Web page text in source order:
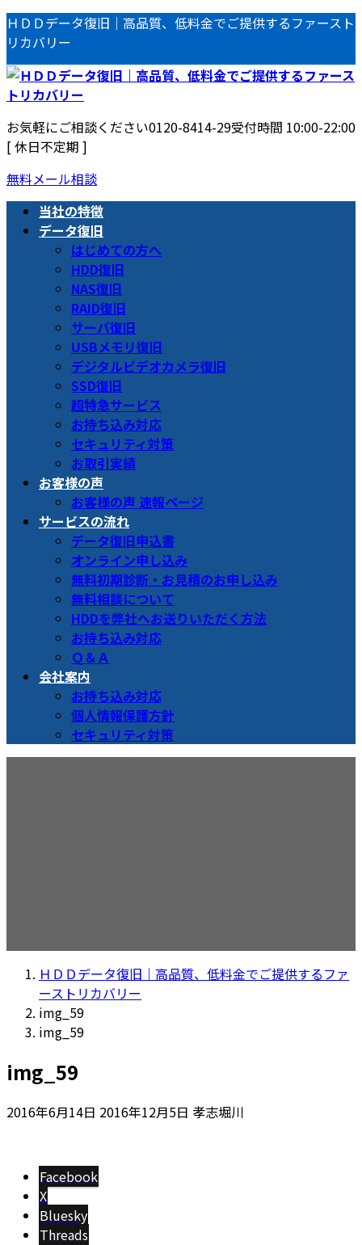
コ
ン
テ
ン
ツ
へ
ス
キ
ッ
プ
ナ
ビ
ゲ
ー
シ
ョ
ン
に
移
動
ＨＤＤデータ復旧｜高品質、低料金でご提供するファースト
リカバリー
お気軽にご相談ください0120-8414-29受付時間 10:00-22:00
[ 休日不定期 ]
無料メール相談
当社の特徴
データ復旧
はじめての方へ
HDD復旧
NAS復旧
RAID復旧
サーバ復旧
USBメモリ復旧
デジタルビデオカメラ復旧
SSD復旧
超特急サービス
お持ち込み対応
セキュリティ対策
お取引実績
お客様の声
お客様の声 速報ページ
サービスの流れ
データ復旧申込書
オンライン申し込み
無料初期診断・お見積のお申し込み
無料相談について
HDDを弊社へお送りいただく方法
お持ち込み対応
Ｑ＆Ａ
会社案内
お持ち込み対応
個人情報保護方針
セキュリティ対策
ＨＤＤデータ復旧｜高品質、低料金でご提供するファ
ーストリカバリー
img_59
img_59
img_59
2016年6月14日 最
2016年12月5日 孝志堀川
Facebook
X
Bluesky
Threads